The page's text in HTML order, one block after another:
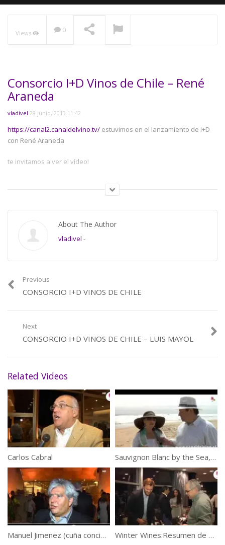
Views 0
Consorcio I+D Vinos de Chile – René
Araneda
vladivel 28 junio, 2013 11:42
https://canal2.canaldelvino.tv/ estuvimos en el lanzamiento de I+D
con René Araneda
te invitamos a ver el vídeo!
About The Author
vladivel -
Previous
CONSORCIO I+D VINOS DE CHILE
Next
CONSORCIO I+D VINOS DE CHILE – LUIS MAYOL
Related Videos
Carlos Cabral Sauvignon Blanc by the Sea, Cosechas 2012 – Ximena Pacheco
Manuel Jimenez (cuña concierto Primavera Santa Rita) Winter Wines:Resumen de una Noche Sensacional!